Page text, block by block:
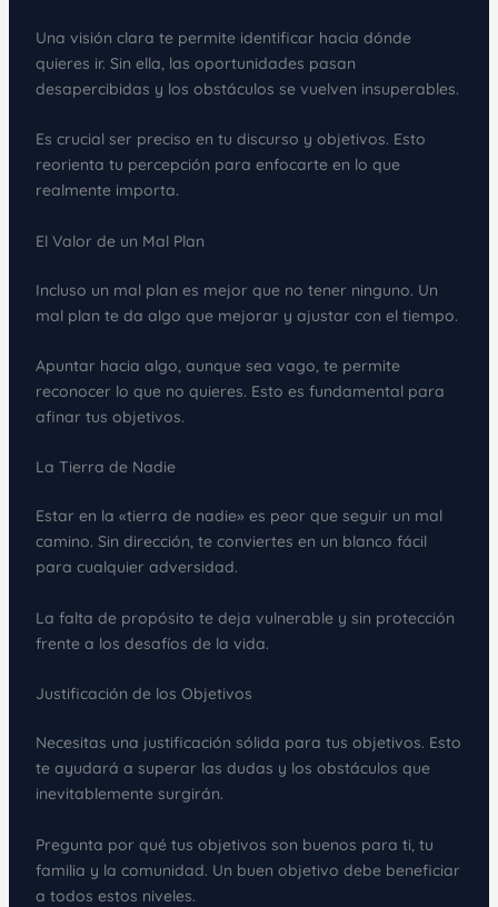
Una visión clara te permite identificar hacia dónde
quieres ir. Sin ella, las oportunidades pasan
desapercibidas y los obstáculos se vuelven insuperables.
Es crucial ser preciso en tu discurso y objetivos. Esto
reorienta tu percepción para enfocarte en lo que
realmente importa.
El Valor de un Mal Plan
Incluso un mal plan es mejor que no tener ninguno. Un
mal plan te da algo que mejorar y ajustar con el tiempo.
Apuntar hacia algo, aunque sea vago, te permite
reconocer lo que no quieres. Esto es fundamental para
afinar tus objetivos.
La Tierra de Nadie
Estar en la «tierra de nadie» es peor que seguir un mal
camino. Sin dirección, te conviertes en un blanco fácil
para cualquier adversidad.
La falta de propósito te deja vulnerable y sin protección
frente a los desafíos de la vida.
Justificación de los Objetivos
Necesitas una justificación sólida para tus objetivos. Esto
te ayudará a superar las dudas y los obstáculos que
inevitablemente surgirán.
Pregunta por qué tus objetivos son buenos para ti, tu
familia y la comunidad. Un buen objetivo debe beneficiar
a todos estos niveles.